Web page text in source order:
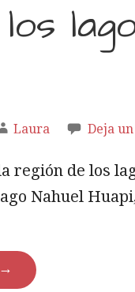
Laura Deja
región de los
Nahuel